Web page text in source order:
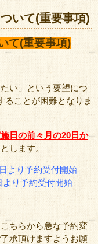
いて(重要事項)
て(重要事項)
い」という要望につ
ることが困難となりま
日の前々月の20日か
します。
より予約受付開始
り予約受付開始
ちらから急な予約変
承頂けますようお願